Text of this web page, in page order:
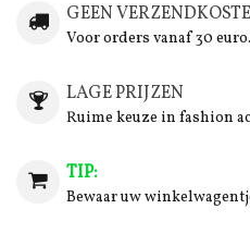
GEEN
Voor orders vanaf 30 euro.
LAGE PRIJZEN
Ruime keuze in fashion
TIP:
Bewaar uw